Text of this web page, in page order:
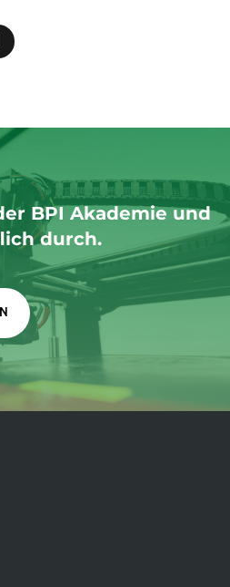
BPI Akademie und
durch.